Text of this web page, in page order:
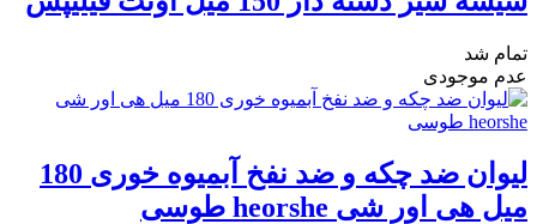
تمام شد
عدم موجودی
لیوان ضد چکه و ضد نفخ آبمیوه خوری 180
میل هی اور شی heorshe طوسی